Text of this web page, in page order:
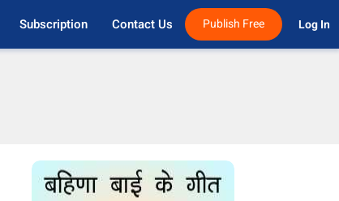
Subscription Contact Us Publish Free Log In